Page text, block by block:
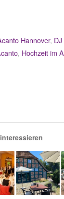
Hannover,
, Hochzeit im